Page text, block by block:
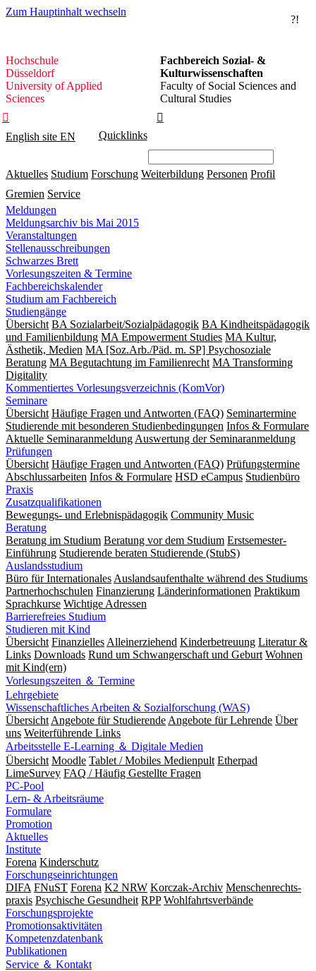
Zum Hauptinhalt wechseln
?!
Hochschule
Düsseldorf
Hochschule
Düsseldorf
University of Applied
Sciences
Fachbereich Sozial- &
Kulturwissenschaften
Faculty of Social Sciences and
Cultural Studies


English site EN Quicklinks
Aktuelles Studium Forschung Weiterbildung Personen Profil
Gremien Service
Meldungen
Meldungsarchiv bis Mai 2015
Veranstaltungen
Stellenausschreibungen
Schwarzes Brett
Vorlesungszeiten & Termine
Fachbereichskalender
Studium am Fachbereich
Studiengänge
Übersicht BA Sozialarbeit/Sozialpädagogik BA Kindheitspädagogik
und Familienbildung MA Empowerment Studies MA Kultur,
Ästhetik, Medien MA [Soz.Arb./Päd. m. SP] Psychosoziale
Beratung MA Begut­ach­tung im Fami­lien­recht MA Transforming
Digitality
Kommentiertes Vorlesungsverzeichnis (KomVor)
Seminare
Übersicht Häufige Fragen und Antworten (FAQ) Seminartermine
Studierende mit besonderen Studienbedingungen Infos & Formulare
Aktuelle Seminaranmeldung Auswertung der Seminaranmeldung
Prüfungen
Übersicht Häufige Fragen und Antworten (FAQ) Prüfungstermine
Abschlussarbeiten Infos & Formulare HSD eCampus Studienbüro
Praxis
Zusatzqualifikationen
Bewegungs- und Erlebnispädagogik Community Music
Beratung
Beratung im Studium Beratung vor dem Studium Erstsemester-
Einführung Studierende beraten Studierende (StubS)
Auslandsstudium
Büro für Internationales Auslandsaufenthalte während des Studiums
Partnerhochschulen Finanzierung Länderinformationen Praktikum
Sprachkurse Wichtige Adressen
Barrierefreies Studium
Studieren mit Kind
Übersicht Finanzielles Alleinerziehend Kinderbetreuung Literatur &
Links Downloads Rund um Schwangerschaft und Geburt Wohnen
mit Kind(ern)
Vorlesungszeiten ＆ Termine
Lehrgebiete
Wissenschaftliches Arbeiten & Sozialforschung (WAS)
Übersicht Angebote für Studierende Angebote für Lehrende Über
uns Weiterführende Links
Arbeitsstelle E-Learning ＆ Digitale Medien
Übersicht Moodle Tablet / Mobiles Medienpult Etherpad
LimeSurvey FAQ / Häufig Gestellte Fragen
PC-Pool
Lern- & Arbeitsräume
Formulare
Promotion
Aktuelles
Institute
Forena Kinderschutz
Forschungseinrichtungen
DIFA FNuST Forena K2 NRW Korczak-Archiv Men­schen­rechts­
praxis Psy­chische Gesund­heit RPP Wohlfahrts­verbände
Forschungsprojekte
Promotionsaktivitäten
Kompetenzdatenbank
Publikationen
Service ＆ Kontakt